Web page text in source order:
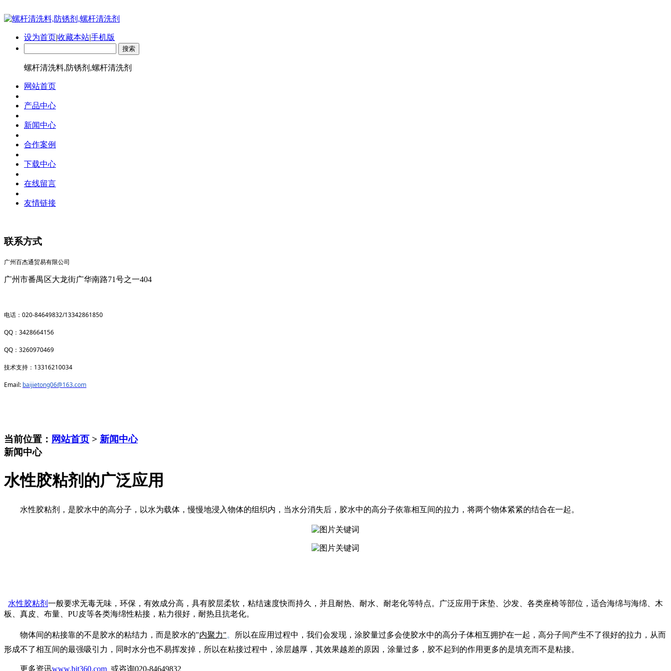
设为首页|收藏本站|手机版
螺杆清洗料,防锈剂,螺杆清洗剂
网站首页
产品中心
新闻中心
合作案例
下载中心
在线留言
友情链接
联系方式
广州百杰通贸易有限公司
广州市番禺区大龙街广华南路71号之一404
电话： 020-84649832/13342861850
QQ ： 3428664156
QQ ： 3260970469
技术支持： 13316210034
Email: baijietong06@163.com
当前位置： 网站首页 > 新闻中心
新闻中心
水性胶粘剂的广泛应用
水性胶粘剂，是胶水中的高分子，以水为载体，慢慢地浸入物体的组织内，当水分消失后，胶水中的高分子依靠相互间的拉力，将两个物体紧紧的结合在一起。
水性胶粘剂 一般要求无毒无味，环保，有效成分高，具有胶层柔软，粘结速度快而持久，并且耐热、耐水、耐老化等特点。广泛应用于床垫、沙发、各类座椅等部位，适合海绵与海绵、木
板、真皮、布量、 PU皮等各类海绵性粘接，粘力很好，耐热且抗老化。
物体间的粘接靠的不是胶水的粘结力，而是胶水的"内聚力"。 所以在应用过程中，我们会发现，涂胶量过多会使胶水中的高分子体相互拥护在一起，高分子间产生不了很好的拉力，从而
形成不了相互间的最强吸引力，同时水分也不易挥发掉，所以在粘接过程中，涂层越厚，其效果越差的原因，涂量过多，胶不起到的作用更多的是填充而不是粘接。
更多资讯www.bjt360.com 或咨询020-84649832